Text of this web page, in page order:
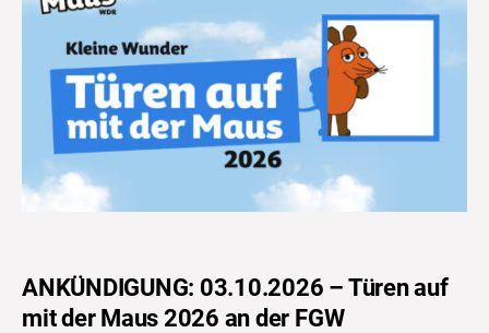
ANKÜNDIGUNG: 03.10.2026 – Türen auf
mit der Maus 2026 an der FGW